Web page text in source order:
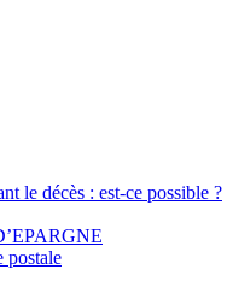
le décès : est-ce possible ?
postale